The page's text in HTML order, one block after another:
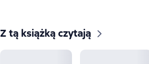
Z tą książką czytają